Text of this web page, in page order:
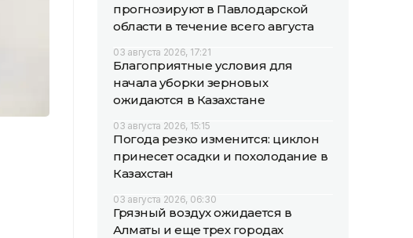
прогнозируют в Павлодарской
области в течение всего августа
03 августа 2026, 17:21
Благоприятные условия для
начала уборки зерновых
ожидаются в Казахстане
03 августа 2026, 15:15
Погода резко изменится: циклон
принесет осадки и похолодание в
Казахстан
03 августа 2026, 06:30
Грязный воздух ожидается в
Алматы и еще трех городах